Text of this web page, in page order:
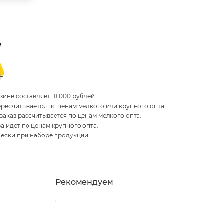
составляет 10 000 рублей.
по ценам мелкого или крупного опта.
рассчитывается по ценам мелкого опта.
идет по ценам крупного опта.
при наборе продукции.
Рекомендуем